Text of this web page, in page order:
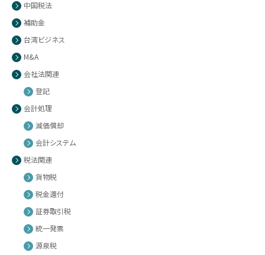
中国税法
補助金
台湾ビジネス
M&A
会社法関連
登記
会計処理
減価償却
会計システム
税法関連
貨物税
税金還付
証券取引税
統一発票
源泉税